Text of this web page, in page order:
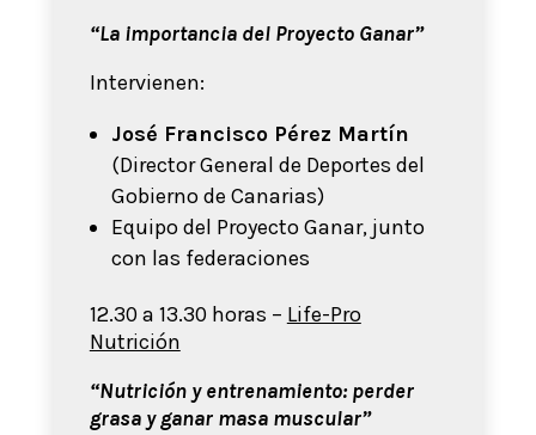
“La importancia del Proyecto Ganar”
Intervienen:
José Francisco Pérez Martín
(Director General de Deportes del
Gobierno de Canarias)
Equipo del Proyecto Ganar, junto
con las federaciones
12.30 a 13.30 horas – Life-Pro
Nutrición
“Nutrición y entrenamiento: perder
grasa y ganar masa muscular”